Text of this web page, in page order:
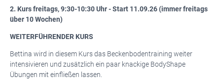
2. Kurs freitags, 9:30-10:30 Uhr - Start 11.09.26 (immer freitags
über 10 Wochen)
WEITERFÜHRENDER KURS
Bettina wird in diesem Kurs das Beckenbodentraining weiter
intensivieren und zusätzlich ein paar knackige BodyShape
Übungen mit einfließen lassen.